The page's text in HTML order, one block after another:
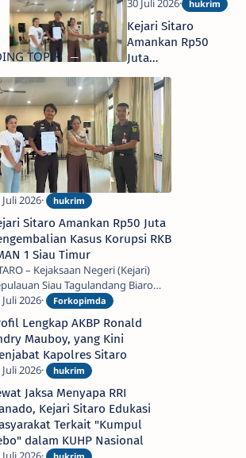
Sitaro Edukasi
Masyarakat
Terkait "Kumpul
Kebo" dalam
KUHP Nasional
Kejari Sitaro
Amankan Rp50
Juta
Kasus Korupsi
RKB SMAN 1 Siau
Timur
TOPIK
Sitaro Amankan Rp50 Juta
Kasus Korupsi RKB
1 Siau Timur
– Kejaksaan Negeri (Kejari)
Siau Tagulandang Biaro
menerima penyerahan uang
pengembalian kerugian
negara s…
Lengkap AKBP Ronald
Mauboy, yang Kini
Kapolres Sitaro
Jaksa Menyapa RRI
Kejari Sitaro Edukasi
Terkait "Kumpul
dalam KUHP Nasional